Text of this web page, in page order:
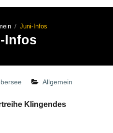
Juni-Infos
Infos
Allgemein
Klingendes